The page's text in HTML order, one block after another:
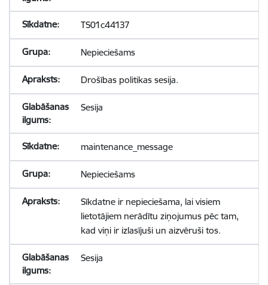
TS01c44137
Nepieciešams
Drošības politikas sesija.
Sesija
maintenance_message
Nepieciešams
Sīkdatne ir nepieciešama, lai visiem
lietotājiem nerādītu ziņojumus pēc tam,
kad viņi ir izlasījuši un aizvēruši tos.
Sesija